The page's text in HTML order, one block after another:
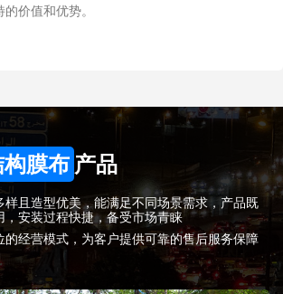
价值和优势。
膜布 产品
样且造型优美，能满足不同场景需求，产品既
，安装过程快捷，备受市场青睐
的经营模式，为客户提供可靠的售后服务保障